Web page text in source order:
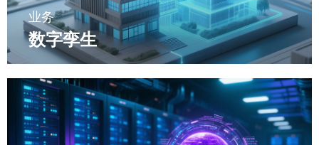
业务
数字孪生